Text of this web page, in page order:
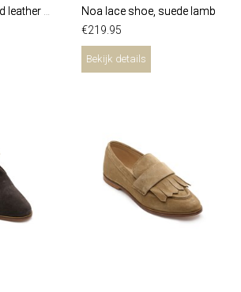
Filou loafer, printed leather gesso
Noa lace shoe, suede lamb
€219 95
Bekijk details